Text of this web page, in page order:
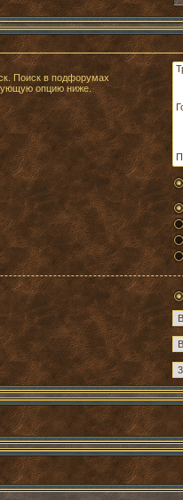
Поиск в подфорумах
опцию ниже.